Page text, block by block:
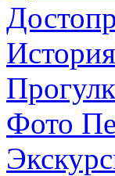
Фото